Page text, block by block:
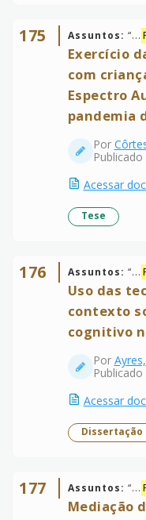
175 Assuntos: “...
Exercício
com
Espectro
pandemia
Por
Acessar
Tese
176 Assuntos: “...
Uso das
contexto
cognitivo
Por
Acessar
Dissertação
177 Assuntos: “...
Mediação